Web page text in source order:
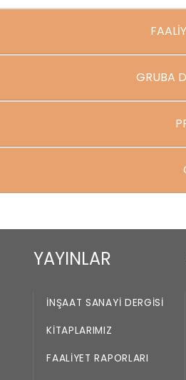
GRUBA
YAYINLAR
İNŞAAT SANAYI DERGISI
KITAPLARIMIZ
FAALIYET RAPORLARI